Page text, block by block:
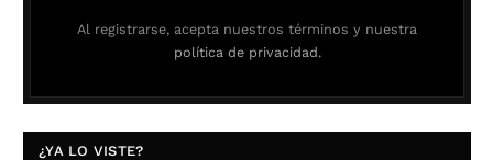
Al registrarse, acepta nuestros términos y nuestra
política de privacidad.
¿YA LO VISTE?